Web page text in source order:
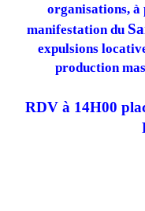
organisations,
manifestation du
expulsions
production
RDV à 14H00